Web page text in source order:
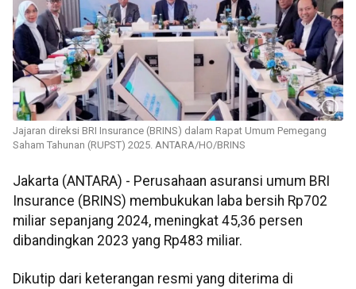
Jajaran direksi BRI Insurance (BRINS) dalam Rapat Umum Pemegang
Saham Tahunan (RUPST) 2025. ANTARA/HO/BRINS
Jakarta (ANTARA) - Perusahaan asuransi umum BRI
Insurance (BRINS) membukukan laba bersih Rp702
miliar sepanjang 2024, meningkat 45,36 persen
dibandingkan 2023 yang Rp483 miliar.
Dikutip dari keterangan resmi yang diterima di